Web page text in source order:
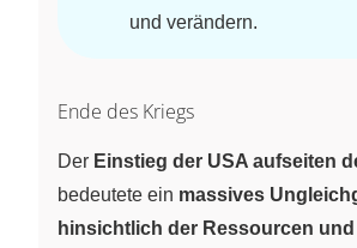
und verändern.
Ende des Kriegs
Der Einstieg der USA aufseiten
bedeutete ein massives
hinsichtlich der Ressourcen